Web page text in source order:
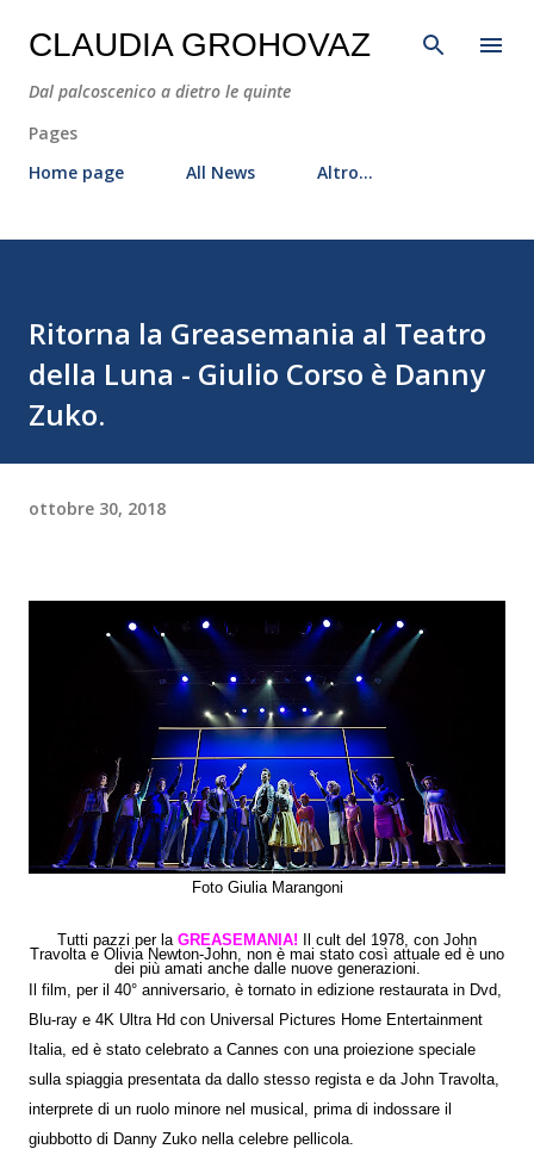
Passa ai contenuti principali
CLAUDIA GROHOVAZ
Dal palcoscenico a dietro le quinte
Pages
Home page
All News Altro…
Ritorna la Greasemania al Teatro
della Luna - Giulio Corso è Danny
Zuko.
ottobre 30, 2018
Foto Giulia Marangoni
Tutti pazzi per laGREASEMANIA! Il cult del 1978, con John
Travolta e Olivia Newton-John, non è mai stato così attuale ed è uno
dei più amati anche dalle nuove generazioni.
Il film, per il 40° anniversario, è tornato in edizione restaurata in Dvd,
Blu-ray e 4K Ultra Hd con Universal Pictures Home Entertainment
Italia, ed è stato celebrato a Cannes con una proiezione speciale
sulla spiaggia presentata da dallo stesso regista e da John Travolta,
interprete di un ruolo minore nel musical, prima di indossare il
giubbotto di Danny Zuko nella celebre pellicola.